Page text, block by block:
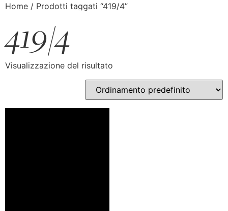
Home / Prodotti taggati “419/4”
419/4
Visualizzazione del risultato